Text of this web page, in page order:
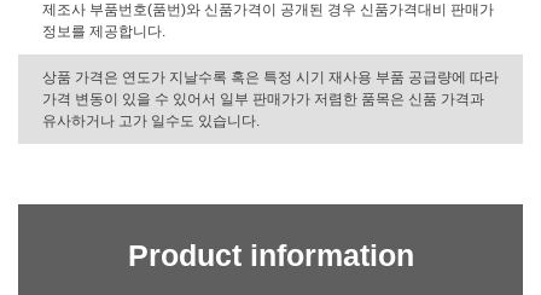
제조사 부품번호(품번)와 신품가격이 공개된 경우 신품가격대비 판매가
정보를 제공합니다.
상품 가격은 연도가 지날수록 혹은 특정 시기 재사용 부품 공급량에 따라
가격 변동이 있을 수 있어서 일부 판매가가 저렴한 품목은 신품 가격과
유사하거나 고가 일수도 있습니다.
Product information